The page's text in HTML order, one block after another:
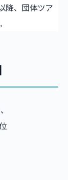
降、団体ツア